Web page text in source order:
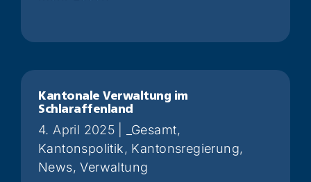
Kantonale Verwaltung im
Schlaraffenland
4. April 2025 _Gesamt,
Kantonspolitik, Kantonsregierung,
News,Verwaltung